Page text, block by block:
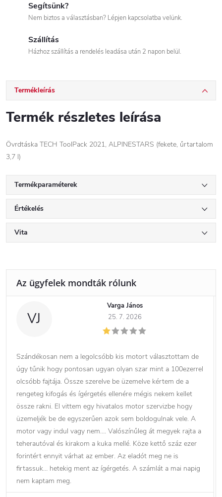
Segítsünk?
Nem biztos a választásban? Lépjen kapcsolatba velünk.
Szállítás
Házhoz szállítás a rendelés leadása után 2 napon belül.
Termékleírás
Termék részletes leírása
Övrdtáska TECH ToolPack 2021, ALPINESTARS (fekete, űrtartalom
3,7 l)
Termékparaméterek
Értékelés
Vita
VJ
Varga János
25. 7. 2026
Szándékosan nem a legolcsóbb kis motort választottam de
úgy tűnik hogy pontosan ugyan olyan szar mint a 100ezerrel
olcsóbb fajtája. Össze szerelve be üzemelve kértem de a
rengeteg kifogás és ígérgetés ellenére mégis nekem kellet
össze rakni. El vittem egy hivatalos motor szervizbe hogy
üzemeljék be de egyszerűen azok sem boldogulnak vele. A
motor vagy indul vagy nem…. Valószínűleg át megyek rajta a
teherautóval és kirakom a kuka mellé. Köze kettő száz ezer
forintért ennyit várhat az ember. Az eladót meg ne is
firtassuk… hetekig ment az ígérgetés. A számlát a mai napig
nem kaptam meg.